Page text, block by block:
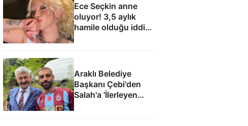
Ece Seçkin anne
oluyor! 3,5 aylık
hamile olduğu iddia
edildi
Araklı Belediye
Başkanı Çebi'den
Salah'a 'İlerleyen
yıllarda Mısır'a